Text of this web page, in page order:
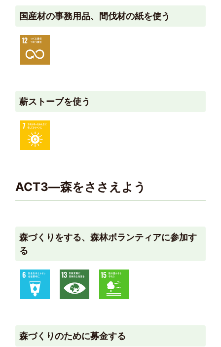
国産材の事務用品、間伐材の紙を使う
薪ストーブを使う
ACT3―森をささえよう
森づくりをする、森林ボランティアに参加す
る
森づくりのために募金する